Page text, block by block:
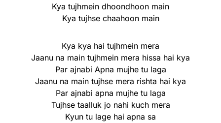
Kya tujhmein dhoondhoon main
Kya tujhse chaahoon main
Kya kya hai tujhmein mera
Jaanu na main tujhmein mera hissa hai kya
Par ajnabi Apna mujhe tu laga
Jaanu na main tujhse mera rishta hai kya
Par ajnabi apna mujhe tu laga
Tujhse taalluk jo nahi kuch mera
Kyun tu lage hai apna sa